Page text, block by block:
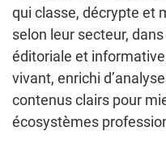
qui classe, décrypte et
selon leur secteur,
éditoriale et
vivant, enrichi
contenus clairs pour
écosystèmes